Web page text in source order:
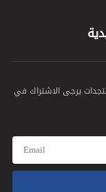
يرجى الاشتراك في